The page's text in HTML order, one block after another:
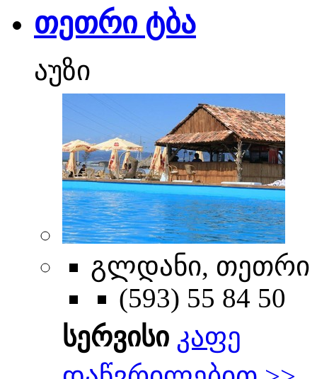
თეთრი ტბა
აუზი
გლდანი, თეთრი
(593) 55 84 50
სერვისი კაფე